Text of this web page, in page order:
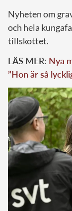
Nyheten om
och hela
tillskottet.
LÄS MER: Nya
”Hon är så